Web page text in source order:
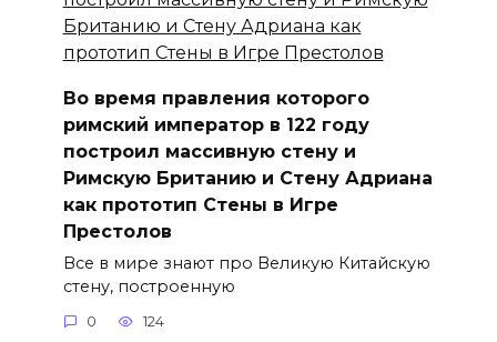
Во время правления которого
римский император в 122 году
построил массивную стену и
Римскую Британию и Стену Адриана
как прототип Стены в Игре
Престолов⁠⁠
Все в мире знают про Великую Китайскую
стену, построенную
0 124